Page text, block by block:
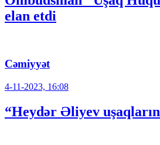
elan etdi
Cəmiyyət
4-11-2023, 16:08
“Heydər Əliyev